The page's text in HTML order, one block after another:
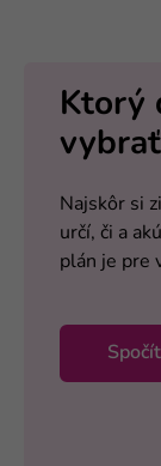
Ktorý
Najskôr si
určí, či a
plán je pre